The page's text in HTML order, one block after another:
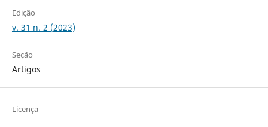
Edição
v. 31 n. 2 (2023)
Seção
Artigos
Licença